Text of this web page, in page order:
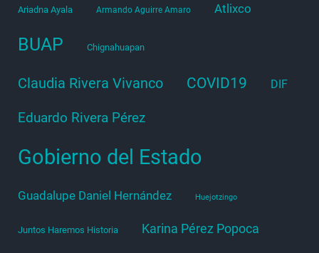
Ariadna Ayala Armando Aguirre Amaro Atlixco
BUAP Chignahuapan
Claudia Rivera Vivanco COVID19 DIF
Eduardo Rivera Pérez
Gobierno del Estado
Guadalupe Daniel Hernández Huejotzingo
Juntos Haremos Historia Karina Pérez Popoca